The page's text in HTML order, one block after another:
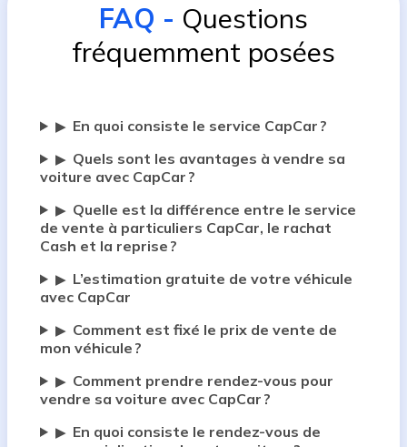
FAQ - Questions
fréquemment posées
▶ En quoi consiste le service CapCar ?
▶ Quels sont les avantages à vendre sa
voiture avec CapCar ?
▶ Quelle est la différence entre le service
de vente à particuliers CapCar, le rachat
Cash et la reprise ?
▶ L’estimation gratuite de votre véhicule
avec CapCar
▶ Comment est fixé le prix de vente de
mon véhicule ?
▶ Comment prendre rendez-vous pour
vendre sa voiture avec CapCar ?
▶ En quoi consiste le rendez-vous de